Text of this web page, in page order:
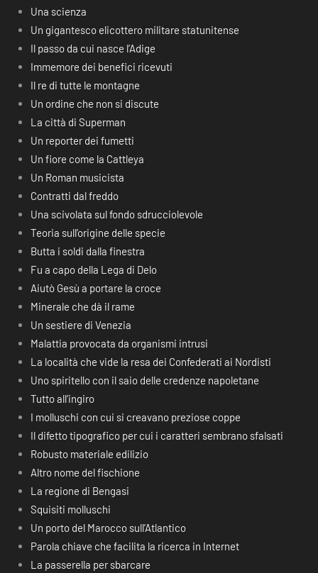
Una scienza
Un gigantesco elicottero militare statunitense
Il passo da cui nasce l’Adige
Immemore dei benefici ricevuti
Il re di tutte le montagne
Un ordine che non si discute
La città di Superman
Un reporter dei fumetti
Un fiore come la Cattleya
Un Roman musicista
Contratti dal freddo
Una scivolata sul fondo sdrucciolevole
Teoria sull’origine delle specie
Butta i soldi dalla finestra
Fu a capo della Lega di Delo
Aiutò Gesù a portare la croce
Minerale che dà il rame
Un sestiere di Venezia
Malattia provocata da organismi intrusi
La località che vide la resa dei Confederati ai Nordisti
Uno spiritello con il saio delle credenze napoletane
Tutto all’ingiro
I molluschi con cui si creavano preziose coppe
Il difetto tipografico per cui i caratteri sembrano sfalsati
Robusto materiale edilizio
Altro nome del fischione
La regione di Bengasi
Squisiti molluschi
Un porto del Marocco sull’Atlantico
Parola chiave che facilita la ricerca in Internet
La passerella per sbarcare